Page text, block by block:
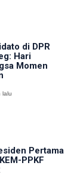
di DPR
Hari
Momen
lalu
Pertama
PPKF